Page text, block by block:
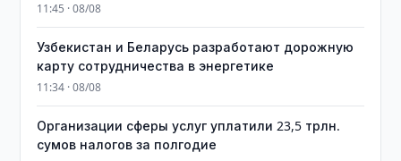
11:45 · 08/08
Узбекистан и Беларусь разработают дорожную
карту сотрудничества в энергетике
11:34 · 08/08
Организации сферы услуг уплатили 23,5 трлн.
сумов налогов за полгодие